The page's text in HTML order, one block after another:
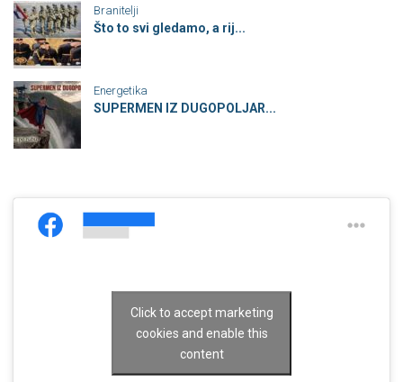
Branitelji
Što to svi gledamo, a rij...
Energetika
SUPERMEN IZ DUGOPOLJAR...
Click to accept marketing
cookies and enable this
content